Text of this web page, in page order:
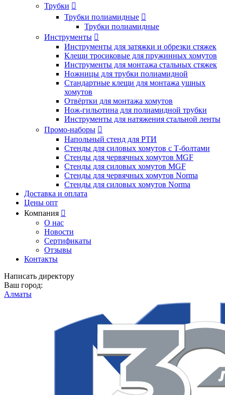
Трубки 
Трубки полиамидные 
Трубки полиамидные
Инструменты 
Инструменты для затяжки и обрезки стяжек
Клещи тросиковые для пружинных хомутов
Инструменты для монтажа стальных стяжек
Ножницы для трубки полиамидной
Стандартные клещи для монтажа ушных
хомутов
Отвёртки для монтажа хомутов
Нож-гильотина для полиамидной трубки
Инструменты для натяжения стальной ленты
Промо-наборы 
Напольный стенд для РТИ
Стенды для силовых хомутов с Т-болтами
Стенды для червячных хомутов MGF
Стенды для силовых хомутов MGF
Стенды для червячных хомутов Norma
Стенды для силовых хомутов Norma
Доставка и оплата
Цены опт
Компания 
О нас
Новости
Сертификаты
Отзывы
Контакты
Написать директору
Ваш город:
Алматы